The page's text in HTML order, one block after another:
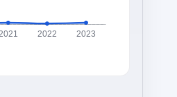
2022 2023